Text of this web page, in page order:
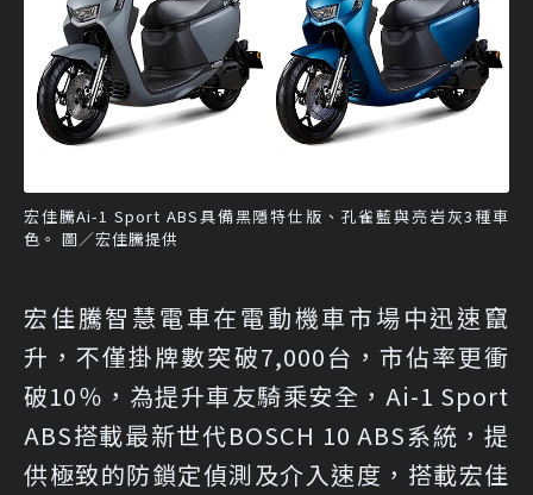
宏佳騰Ai-1 Sport ABS具備黑隱特仕版、孔雀藍與亮岩灰3種車
色。 圖／宏佳騰提供
宏佳騰智慧電車在電動機車市場中迅速竄
升，不僅掛牌數突破7,000台，市佔率更衝
破10％，為提升車友騎乘安全，Ai-1 Sport
ABS搭載最新世代BOSCH 10 ABS系統，提
供極致的防鎖定偵測及介入速度，搭載宏佳